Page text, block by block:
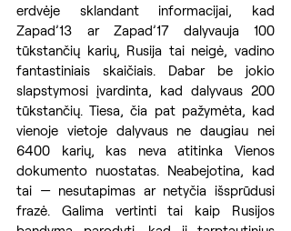
erdvėje sklandant informacijai, kad
Zapad’13 ar Zapad’17 dalyvauja 100
tūkstančių karių, Rusija tai neigė, vadino
fantastiniais skaičiais. Dabar be jokio
slapstymosi įvardinta, kad dalyvaus 200
tūkstančių. Tiesa, čia pat pažymėta, kad
vienoje vietoje dalyvaus ne daugiau nei
6400 karių, kas neva atitinka Vienos
dokumento nuostatas. Neabejotina, kad
tai — nesutapimas ar netyčia išsprūdusi
frazė. Galima vertinti tai kaip Rusijos